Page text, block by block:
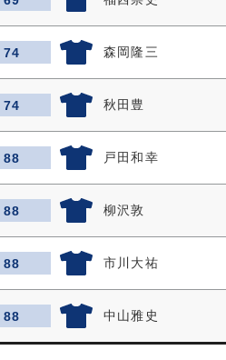
74 森岡隆三
74 秋田豊
88 戸田和幸
88 柳沢敦
88 市川大祐
88 中山雅史